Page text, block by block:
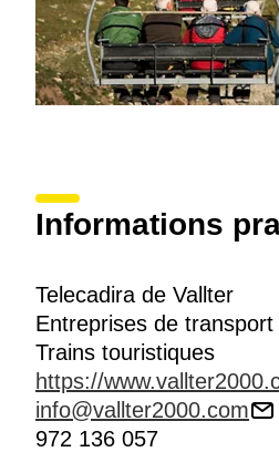
Informations
Telecadira de Vallter
Entreprises de
Trains touristiques
https://
info@vallter2000.com
972 136 057